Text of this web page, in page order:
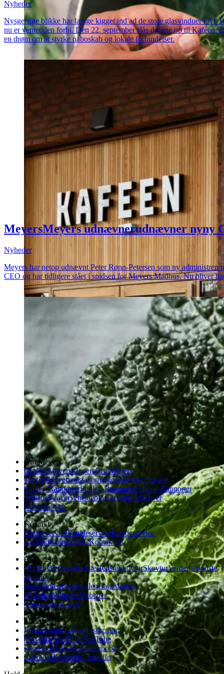
Nyheder
Nysgerrige blikke har længe kigget ind ad de store glasvinduer i AL
nu er ventetiden forbi. Den 22. september slås dørene op til
en drøm om at styrke naboskab og lokale forbindelser.
MeyersMeyers udnævnerudnævner nyny
Nyheder
Meyers har netop udnævnt Peter Rønn-Petersen som ny
CEO og har tidligere stået i spidsen for Meyers Madhus. Nu bliver
Om Meyers
OmOmMeyersMeyersOm Meyers
MeyersMeyersmissionmissionMeyers mission
Smiley-RapporterSmiley-RapporterSmiley-Rapporter
WhistleblowerWhistleblowerWhistleblower
JobsJobsJobs
Kontakt
KundeserviceKundeserviceKundeservice
KontaktKontaktososKontakt os
Aktiviteter
VerdensVerdensBedsteBedsteSkovturSkovturVerdens Bedste
Skovtur
BageskolenBageskolenBageskolen
NyhederNyhederNyheder
CasesCasesCases
Social
InstagramInstagramInstagram
YouTubeYouTubeYouTube
FacebookFacebookFacebook
LinkedInLinkedInLinkedIn